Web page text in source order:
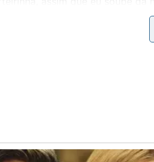
de 10 minutos. Já saí com a
existem caminhos para que